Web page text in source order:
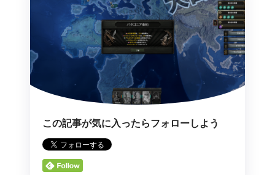
この記事が気に入ったらフォローしよう